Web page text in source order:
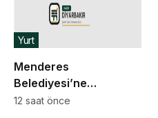
alınmasına tepki
Menderes
Belediyesi’ne
operasyon… Belediye
Yurt
12 saat önce